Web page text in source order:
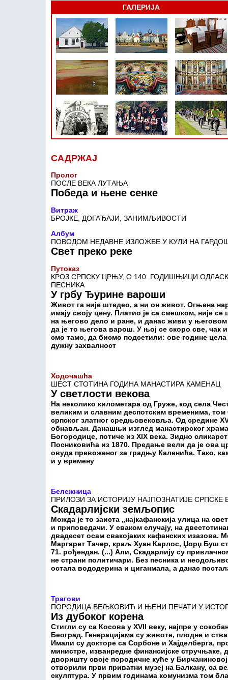
ГАЛЕРИЈА
САДРЖАЈ
Пролог
ПОСЛЕ ВЕКА ЛУТАЊА
Победа и њене сенке
Витраж
БРОЈКЕ, ДОГАЂАЈИ, ЗАНИМЉИВОСТИ
Албум
ПОВОДОМ НЕДАВНЕ ИЗЛОЖБЕ У КУЛИ НА
Свет преко реке
Путоказ
КРОЗ СРПСКУ ЦРЊУ, О 140. ГОДИШЊИЦИ
ПЕСНИКА
У грбу Ђурине вароши
Живот га није штедео, а ни он живот. Огњена
имају своју цену. Платио је са смешком, није
на његово дело и ране, и данас живи у
да је то његова варош. У њој се скоро све, чак
смо тамо, да бисмо подсетили: ове године
дужну захвалност
Ходочашћа
ШЕСТ СТОТИНА ГОДИНА МАНАСТИРА КАМЕНАЦ
У светлости векова
На неколико километара од Груже, код села
великим и славним деспотским временима, том
српског златног средњовековља. Од средине
обнављан. Данашњи изглед манастирског
Богородице, потиче из XIX века. Зидно
Посниковића из 1870. Предање вели да је ова
овуда превоженог за градњу Каленића. Тако,
и у времену
Бележница
ПРИЛОЗИ ЗА ИСТОРИЈУ НАЈПОЗНАТИЈЕ СРПСКЕ
Скадарлијски земљопис
Можда је то заиста „најкафанскија улица на
и приповедачи. У сваком случају, на
двадесет осам свакојаких кафанских изазова.
Маргарет Тачер, краљ Хуан Карлос, Џорџ Буш
71. рођендан. (...) Али, Скадарлију су
не страни политичари. Без песника и
остала вододерина и циганмала, а данас
Трагови
ПОРОДИЦА ВЕЉКОВИЋ И ЊЕНИ ПЕЧАТИ У
Из дубоког корена
Стигли су са Косова у XVII веку, најпре у
Београд. Генерацијама су животе, плодне и
Имали су докторе са Сорбоне и Хајделберга,
министре, изванредне финансијске стручњаке,
дворишту своје породичне куће у
отворили први приватни музеј на Балкану, са
скулптура. У првим годинама комунизма том